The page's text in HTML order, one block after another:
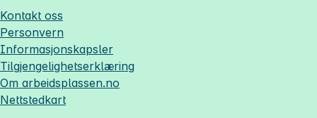
Kontakt oss
Personvern
Informasjonskapsler
Tilgjengelighetserklæring
Om arbeidsplassen.no
Nettstedkart